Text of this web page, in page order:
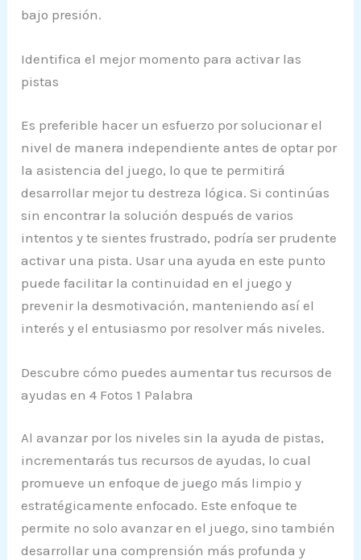
bajo presión.
Identifica el mejor momento para activar las
pistas
Es preferible hacer un esfuerzo por solucionar el
nivel de manera independiente antes de optar por
la asistencia del juego, lo que te permitirá
desarrollar mejor tu destreza lógica. Si continúas
sin encontrar la solución después de varios
intentos y te sientes frustrado, podría ser prudente
activar una pista. Usar una ayuda en este punto
puede facilitar la continuidad en el juego y
prevenir la desmotivación, manteniendo así el
interés y el entusiasmo por resolver más niveles.
Descubre cómo puedes aumentar tus recursos de
ayudas en 4 Fotos 1 Palabra
Al avanzar por los niveles sin la ayuda de pistas,
incrementarás tus recursos de ayudas, lo cual
promueve un enfoque de juego más limpio y
estratégicamente enfocado. Este enfoque te
permite no solo avanzar en el juego, sino también
desarrollar una comprensión más profunda y